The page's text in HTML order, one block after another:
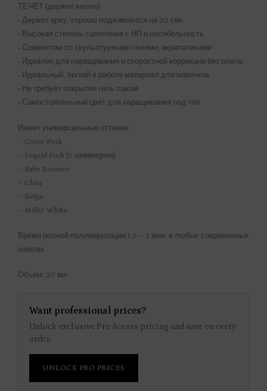
ТЕЧЕТ (держит каплю)
• Держит арку, хорошо поджимается на 20 сек.
• Высокая степень сцепления с НП и носибельность
• Совместим со скульптурными гелями, акрилатиками
• Идеален для наращивания и скоростной коррекции без опила
• Идеальный, легкий в работе материал для новичков
• Не требует покрытия гель лаком
• Самостоятельный цвет для наращивания под топ
Имеет универсальные оттенки:
– Cover Pink
– Sequid Pink (с шиммером)
– Baby Boomer
– Clear
– Beige
– Milky White
Время полной полимеризации 1,5 – 2 мин. в любых современных
лампах
Объем: 30 мл
Want professional prices?
Unlock exclusive Pro Access pricing and save on every
order.
UNLOCK PRO PRICES